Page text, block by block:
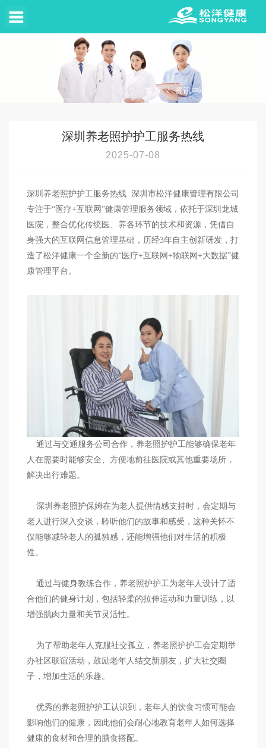
首页 / 资讯中心
深圳养老照护护工服务热线
2025-07-08
深圳养老照护护工服务热线 深圳市松洋健康管理有限公司
专注于“医疗+互联网”健康管理服务领域，依托于深圳龙城
医院，整合优化传统医、养各环节的技术和资源，凭借自
身强大的互联网信息管理基础，历经3年自主创新研发，打
造了松洋健康一个全新的“医疗+互联网+物联网+大数据”健
康管理平台。
通过与交通服务公司合作，养老照护护工能够确保老年
人在需要时能够安全、方便地前往医院或其他重要场所，
解决出行难题。
深圳养老照护保姆在为老人提供情感支持时，会定期与
老人进行深入交谈，聆听他们的故事和感受，这种关怀不
仅能够减轻老人的孤独感，还能增强他们对生活的积极
性。
通过与健身教练合作，养老照护护工为老年人设计了适
合他们的健身计划，包括轻柔的拉伸运动和力量训练，以
增强肌肉力量和关节灵活性。
为了帮助老年人克服社交孤立，养老照护护工会定期举
办社区联谊活动，鼓励老年人结交新朋友，扩大社交圈
子，增加生活的乐趣。
优秀的养老照护护工认识到，老年人的饮食习惯可能会
影响他们的健康，因此他们会耐心地教育老年人如何选择
健康的食材和合理的膳食搭配。